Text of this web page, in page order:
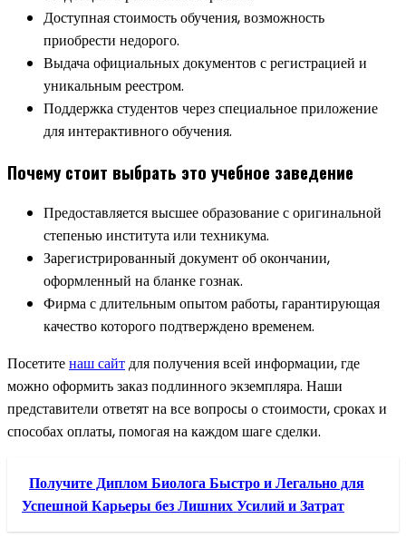
Доступная стоимость обучения, возможность
приобрести недорого.
Выдача официальных документов с регистрацией и
уникальным реестром.
Поддержка студентов через специальное приложение
для интерактивного обучения.
Почему стоит выбрать это учебное заведение
Предоставляется высшее образование с оригинальной
степенью института или техникума.
Зарегистрированный документ об окончании,
оформленный на бланке гознак.
Фирма с длительным опытом работы, гарантирующая
качество которого подтверждено временем.
Посетитенаш сайтдля получения всей информации, где
можно оформить заказ подлинного экземпляра. Наши
представители ответят на все вопросы о стоимости, сроках и
способах оплаты, помогая на каждом шаге сделки.
Получите Диплом Биолога Быстро и Легально для
Успешной Карьеры без Лишних Усилий и Затрат